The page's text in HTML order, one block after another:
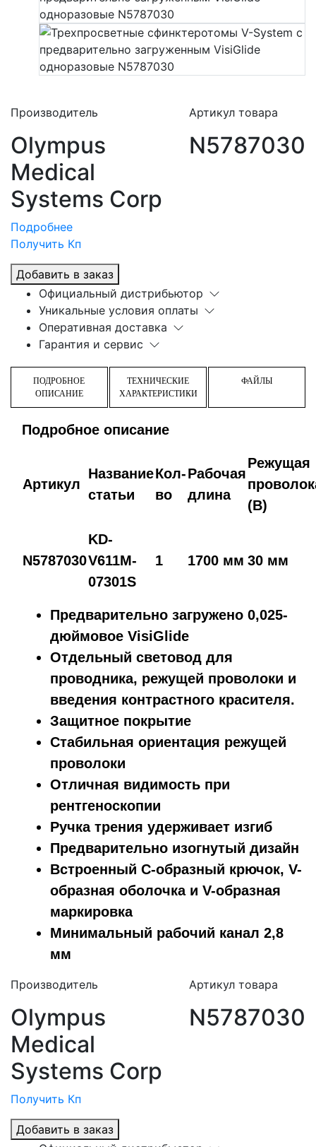
Производитель
Olympus
Medical
Systems Corp
Артикул товара
N5787030
Подробнее
Получить Кп
Добавить в заказ
Официальный дистрибьютор
Уникальные условия оплаты
Оперативная доставка
Гарантия и сервис
ПОДРОБНОЕ
ОПИСАНИЕ
ТЕХНИЧЕСКИЕ
ХАРАКТЕРИСТИКИ
ФАЙЛЫ
Подробное описание
Артикул
Название
статьи
Кол-
во
Рабочая
длина
Режущая
(B)
N5787030
KD-
V611M-
07301S
1 1700 мм 30 мм
Предварительно загружено 0,025-
дюймовое VisiGlide
Отдельный световод для
проводника, режущей проволоки и
введения контрастного красителя.
Защитное покрытие
Стабильная ориентация режущей
проволоки
Отличная видимость при
рентгеноскопии
Ручка трения удерживает изгиб
Предварительно изогнутый дизайн
Встроенный C-образный крючок, V-
образная оболочка и V-образная
маркировка
Минимальный рабочий канал 2,8
мм
Производитель
Olympus
Medical
Systems Corp
Артикул товара
N5787030
Получить Кп
Добавить в заказ